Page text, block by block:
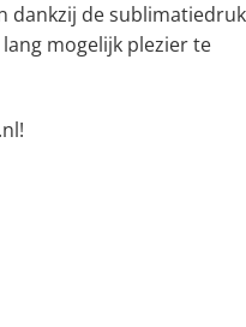
dankzij de sublimatiedruk
mogelijk plezier te